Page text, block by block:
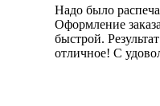
Надо было
Оформление
быстрой.
отличное! С